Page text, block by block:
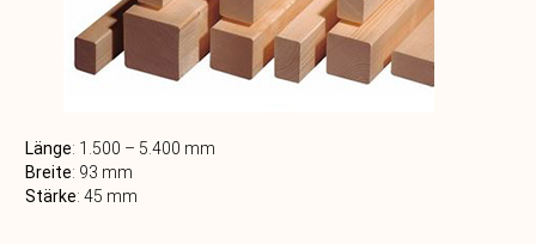
Länge: 1.500 – 5.400 mm
Breite: 93 mm
Stärke: 45 mm